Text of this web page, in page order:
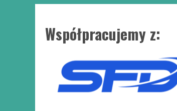
Współpracujemy z: